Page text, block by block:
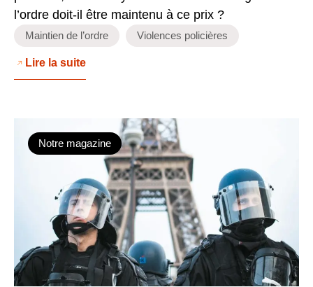
l’ordre doit-il être maintenu à ce prix ?
Maintien de l’ordre Violences policières
Lire la suite
Notre magazine